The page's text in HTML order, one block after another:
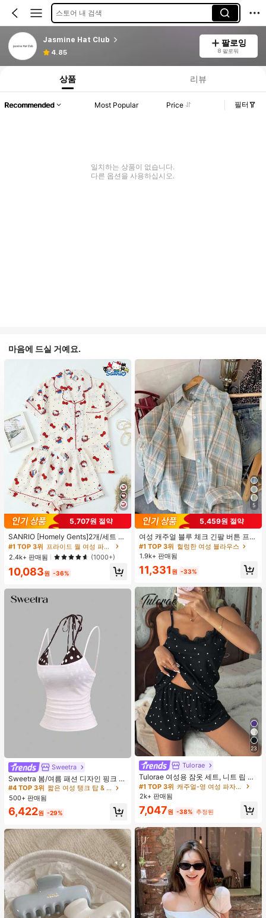
스토어 내 검색
Jasmine Hat Club
4.85
팔로잉
8 팔로워
상품 리뷰
Recommended Most Popular Price 필터
일치하는 상품이 없습니다.
다른 옵션을 사용하십시오.
마음에 드실 거예요.
5,707원 절약
SANRIO [Homely Gents]2개/세트 여
성 프린트 라펠 반팔 버튼 포켓 상의
및 보우 반바지 잠옷 세트, 캐주얼 홈
웨어, 봄/여름에 적합
#1 TOP 3위
프라이드 월 여성 파자마 세트
높은 재방문 고객
거의 매진!
#1 TOP 3위
프라이드 월 여성 파자마 세트
높은 재방문 고객
거의 매진!
#1 TOP 3위
프라이드 월 여성 파자마 세트
높은 재방문 고객
거의 매진!
#1 TOP 3위
높은 재방문 고객
2.4k+ 판매됨 (1000+)
10,083원 -36%
Sweetra
Sweetra 봄/여름 패션 디자인 핑크 스
트라이프 브라운 폴카 도트 스파게티
스트랩 2 In 1 스위트 걸리시 비치 로
맨틱 휴가 스타일 여성용 캐미 탱크 탑
#4 TOP 3위
거의 매진!
#4 TOP 3위
짧은 여성 탱크 탑 & 카미스
거의 매진!
#4 TOP 3위
짧은 여성 탱크 탑 & 카미스
거의 매진!
#4 TOP 3위
500+ 판매됨
6,422원 -29%
5
5,459원 절약
여성 캐주얼 블루 체크 긴팔 버튼 프론
트 폴리에스터 셔츠, 레귤러 핏, 봄 의
류, 편안한 스타일
#1 TOP 3위 헐렁한 여성 블라우스
1.9k+ 판매됨
11,331 원 -33%
23
Tulorae
Tulorae 여성용 잠옷 세트, 니트 립 원
단, 하트 프린트 대비 레이스 트림, 로
맨틱 달콤 귀여운 섹시 캐미솔 & 반바
지 베이비돌 잠옷 세트 투피스 나이트
세트 섹시 잠옷 세트 여성용 잠옷 롬퍼
투피스 잠옷 세트 여성용 잠옷 세트 도
트 잠옷 세트 잠옷 반바지 세트 투피스
잠옷 세트 여성용 여름 세트 도트 반바
지 세트 여성용 잠옷 세트 반바지 잠옷
세트 여성용 투피스 여름 라운지 세트
#1 TOP 3위
캐주얼-영 여성 파자마 세트
2k+ 판매됨
7,047원 -38% 추정된